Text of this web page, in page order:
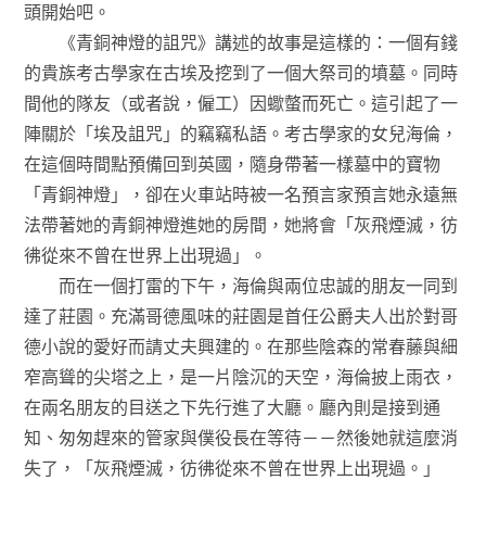
頭開始吧。
《青銅神燈的詛咒》講述的故事是這樣的：一個有錢
的貴族考古學家在古埃及挖到了一個大祭司的墳墓。同時
間他的隊友（或者說，僱工）因蠍螫而死亡。這引起了一
陣關於「埃及詛咒」的竊竊私語。考古學家的女兒海倫，
在這個時間點預備回到英國，隨身帶著一樣墓中的寶物
「青銅神燈」，卻在火車站時被一名預言家預言她永遠無
法帶著她的青銅神燈進她的房間，她將會「灰飛煙滅，彷
彿從來不曾在世界上出現過」。
而在一個打雷的下午，海倫與兩位忠誠的朋友一同到
達了莊園。充滿哥德風味的莊園是首任公爵夫人出於對哥
德小說的愛好而請丈夫興建的。在那些陰森的常春藤與細
窄高聳的尖塔之上，是一片陰沉的天空，海倫披上雨衣，
在兩名朋友的目送之下先行進了大廳。廳內則是接到通
知、匆匆趕來的管家與僕役長在等待－－然後她就這麼消
失了，「灰飛煙滅，彷彿從來不曾在世界上出現過。」